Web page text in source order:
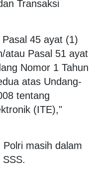
Transaksi
45 ayat (1)
atau Pasal 51 ayat
Nomor 1 Tahun
atas Undang-
tentang
(ITE),"
masih dalam